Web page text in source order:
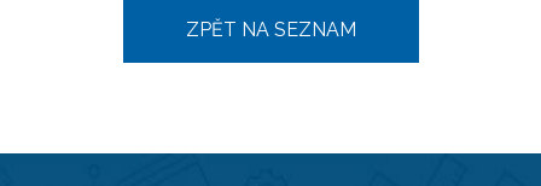
ZPĚT NA SEZNAM